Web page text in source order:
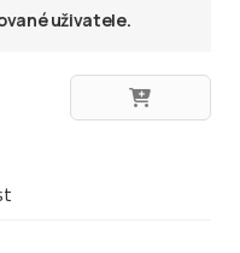
uživatele.